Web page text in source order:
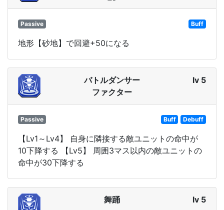
Passive Buff
地形【砂地】で回避+50になる
バトルダンサー
ファクター
lv 5
Passive Buff Debuff
【Lv1～Lv4】 自身に隣接する敵ユニットの命中が
10下降する 【Lv5】 周囲3マス以内の敵ユニットの
命中が30下降する
舞踊 lv 5